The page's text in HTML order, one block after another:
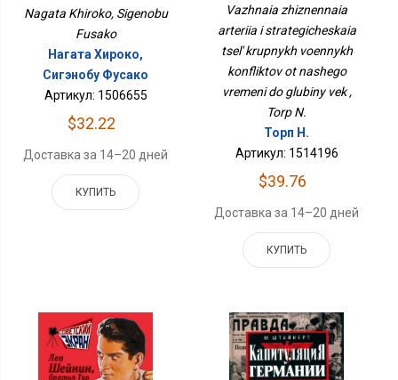
Nagata Khiroko, Sigenobu
Fusako
Нагата Хироко,
Сигэнобу Фусако
Артикул: 1506655
$32.22
Доставка за 14–20 дней
КУПИТЬ
Крупных Военных
Конфликтов От Нашего
Времени До Глубины
Век
Vazhnaia zhiznennaia
arteriia i strategicheskaia
tsel' krupnykh voennykh
konfliktov ot nashego
vremeni do glubiny vek ,
Torp N.
Торп Н.
Артикул: 1514196
$39.76
Доставка за 14–20 дней
КУПИТЬ